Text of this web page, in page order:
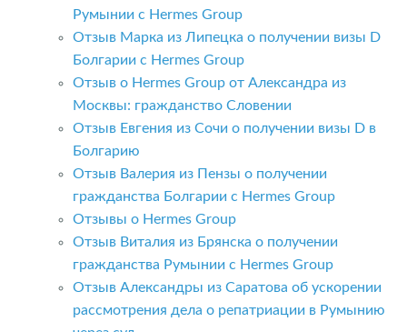
Румынии с Hermes Group
Отзыв Марка из Липецка о получении визы D
Болгарии с Hermes Group
Отзыв о Hermes Group от Александра из
Москвы: гражданство Словении
Отзыв Евгения из Сочи о получении визы D в
Болгарию
Отзыв Валерия из Пензы о получении
гражданства Болгарии с Hermes Group
Отзывы о Hermes Group
Отзыв Виталия из Брянска о получении
гражданства Румынии с Hermes Group
Отзыв Александры из Саратова об ускорении
рассмотрения дела о репатриации в Румынию